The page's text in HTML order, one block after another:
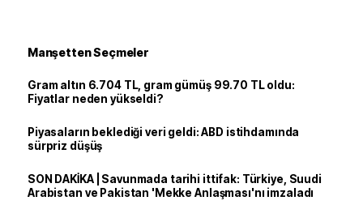
Manşetten Seçmeler
Gram altın 6.704 TL, gram gümüş 99.70 TL oldu:
Fiyatlar neden yükseldi?
Piyasaların beklediği veri geldi: ABD istihdamında
sürpriz düşüş
SON DAKİKA | Savunmada tarihi ittifak: Türkiye, Suudi
Arabistan ve Pakistan 'Mekke Anlaşması'nı imzaladı